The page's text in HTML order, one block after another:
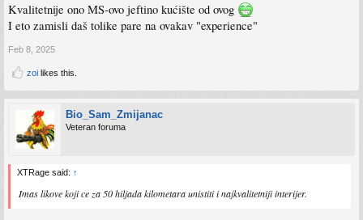
Kvalitetnije ono MS-ovo jeftino kućište od ovog
I eto zamisli daš tolike pare na ovakav "experience"
Feb 8, 2025
zoi likes this.
Bio_Sam_Zmijanac
Veteran foruma
XTRage said: ↑
Imas likove koji ce za 50 hiljada kilometara unistiti i najkvalitetniji interijer.